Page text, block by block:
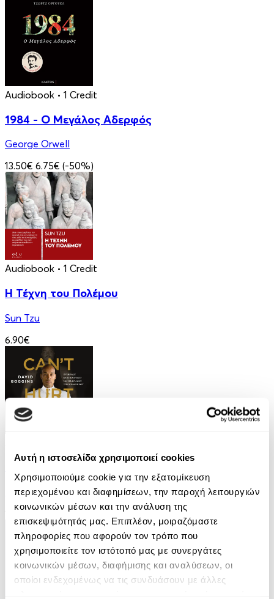
Αυτή η ιστοσελίδα χρησιμοποιεί cookies
Χρησιμοποιούμε cookie για την εξατομίκευση
περιεχομένου και διαφημίσεων, την παροχή λειτουργιών
κοινωνικών μέσων και την ανάλυση της
επισκεψιμότητάς μας. Επιπλέον, μοιραζόμαστε
πληροφορίες που αφορούν τον τρόπο που
χρησιμοποιείτε τον ιστότοπό μας με συνεργάτες
κοινωνικών μέσων, διαφήμισης και αναλύσεων, οι
οποίοι ενδεχομένως να τις συνδυάσουν με άλλες
Audiobook • 1 Credit
1984 - Ο Μεγάλος Αδερφός
George Orwell
13.50€ 6.75€ (-50%)
Audiobook • 1 Credit
Η Τέχνη του Πολέμου
Sun Tzu
6.90€
Can't Hurt Me
David Goggins
18.99€